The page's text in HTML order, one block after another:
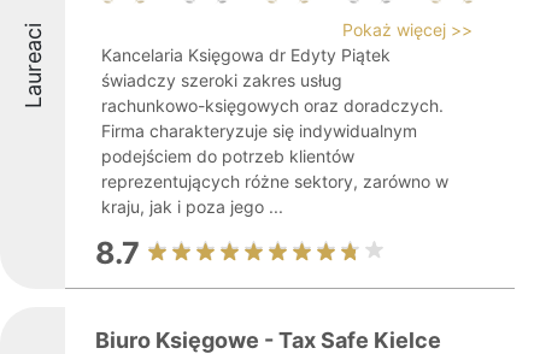
Laureaci
Pokaż więcej >>
Kancelaria Księgowa dr Edyty Piątek
świadczy szeroki zakres usług
rachunkowo-księgowych oraz doradczych.
Firma charakteryzuje się indywidualnym
podejściem do potrzeb klientów
reprezentujących różne sektory, zarówno w
kraju, jak i poza jego ...
8.7
Biuro Księgowe - Tax Safe Kielce